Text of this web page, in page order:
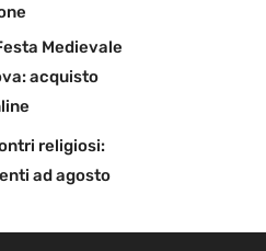
Medievale
acquisto
religiosi:
ad agosto